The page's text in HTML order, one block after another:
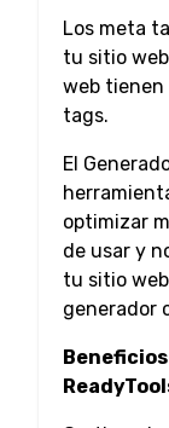
Los meta
tu sitio
web
tags.
El
optimizar
de usar y
tu sitio
generador